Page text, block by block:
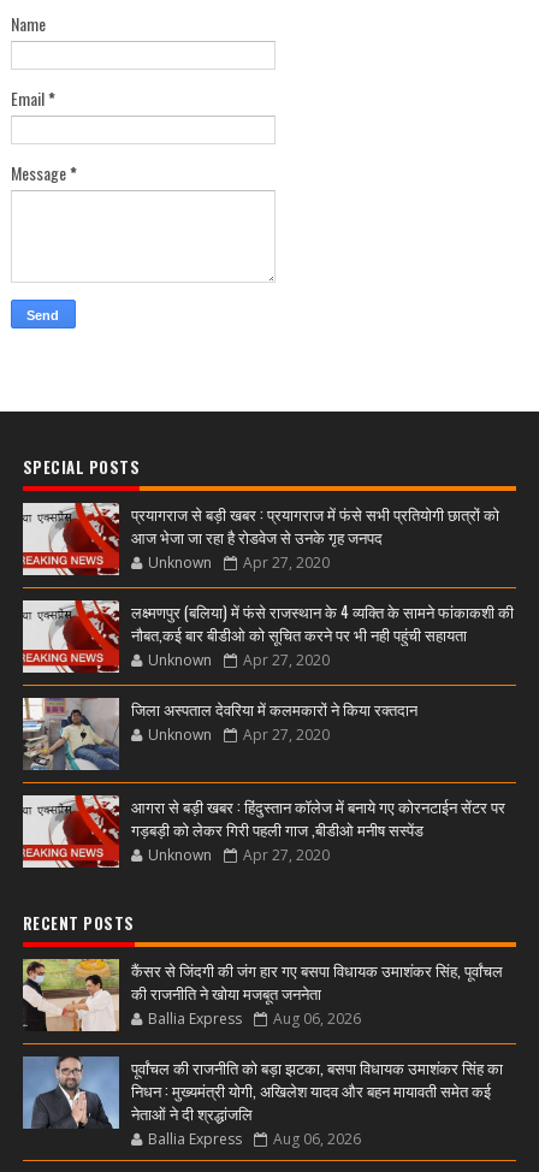
Name
Email*
Message*
SPECIAL POSTS
प्रयागराज से बड़ी खबर : प्रयागराज में फंसे सभी प्रतियोगी छात्रों को
आज भेजा जा रहा है रोडवेज से उनके गृह जनपद
Unknown Apr 27, 2020
लक्ष्मणपुर (बलिया) में फंसे राजस्थान के 4 व्यक्ति के सामने फांकाकशी की
नौबत,कई बार बीडीओ को सूचित करने पर भी नही पहुंची सहायता
Unknown Apr 27, 2020
जिला अस्पताल देवरिया में कलमकारों ने किया रक्तदान
Unknown Apr 27, 2020
आगरा से बड़ी खबर : हिंदुस्तान कॉलेज में बनाये गए कोरनटाईन सेंटर पर
गड़बड़ी को लेकर गिरी पहली गाज ,बीडीओ मनीष सस्पेंड
Unknown Apr 27, 2020
RECENT POSTS
कैंसर से जिंदगी की जंग हार गए बसपा विधायक उमाशंकर सिंह, पूर्वांचल
की राजनीति ने खोया मजबूत जननेता
Ballia Express Aug 06, 2026
पूर्वांचल की राजनीति को बड़ा झटका, बसपा विधायक उमाशंकर सिंह का
निधन : मुख्यमंत्री योगी, अखिलेश यादव और बहन मायावती समेत कई
नेताओं ने दी श्रद्धांजलि
Ballia Express Aug 06, 2026